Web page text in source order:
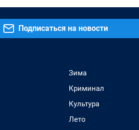
Подписаться на новости
Зима
Криминал
Культура
Лето